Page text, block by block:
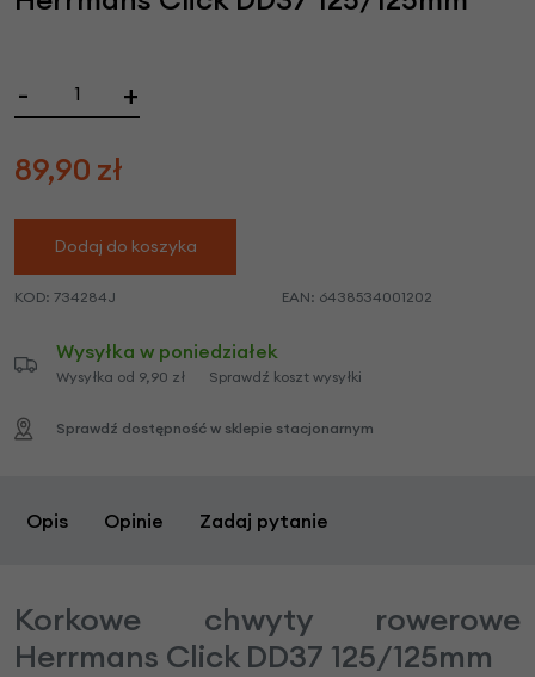
- +
89,90 zł
Dodaj do koszyka
KOD: 734284J EAN: 6438534001202
Wysyłka w poniedziałek
Wysyłka od 9,90 zł Sprawdź koszt wysyłki
Sprawdź dostępność w sklepie stacjonarnym
Opis Opinie Zadaj pytanie
Korkowe chwyty rowerowe
Herrmans Click DD37 125/125mm